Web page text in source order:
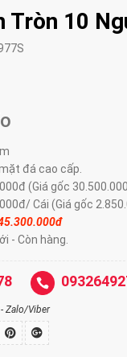
Tròn 10
m
đá cao cấp.
(Giá gốc
Cái (Giá gốc
0.000đ
- Còn hàng.
Zalo/Viber